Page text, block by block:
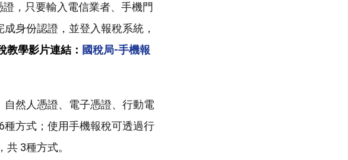
，只要輸入電信業者、手機門
身份認證，並登入報稅系統，
教學影片連結： 國稅局-手機報
然人憑證、電子憑證、行動電
方式；使用手機報稅可透過行
3種方式。